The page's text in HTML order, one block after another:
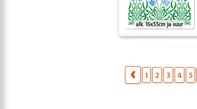
alk. 15x33cm ja suur
1 2 3 4 5